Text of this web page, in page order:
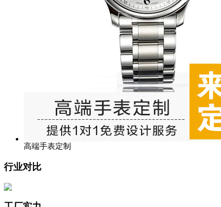
高端手表定制
行业对比